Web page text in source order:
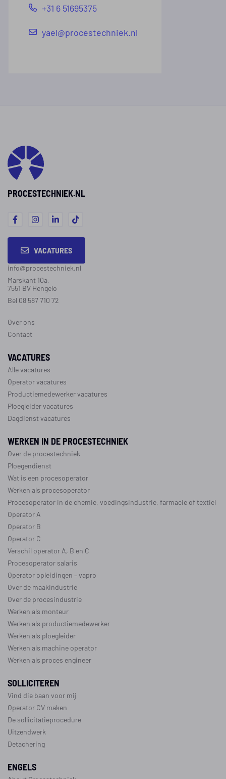
+31 6 51695375
yael@procestechniek.nl
PROCESTECHNIEK.NL
VACATURES
info@procestechniek.nl
Marskant 10a,
7551 BV Hengelo
Bel 08 587 710 72
Over ons
Contact
VACATURES
Alle vacatures
Operator vacatures
Productiemedewerker vacatures
Ploegleider vacatures
Dagdienst vacatures
WERKEN IN DE PROCESTECHNIEK
Over de procestechniek
Ploegendienst
Wat is een procesoperator
Werken als procesoperator
Procesoperator in de chemie, voedingsindustrie, farmacie oftextiel
Operator A
Operator B
Operator C
Verschil operator A, B en C
Procesoperator salaris
Operator opleidingen –vapro
Over de maakindustrie
Over de procesindustrie
Werken als monteur
Werken als productiemedewerker
Werken als ploegleider
Werken als machine operator
Werken als proces engineer
SOLLICITEREN
Vind die baan voor mij
Operator CV maken
De sollicitatieprocedure
Uitzendwerk
Detachering
ENGELS